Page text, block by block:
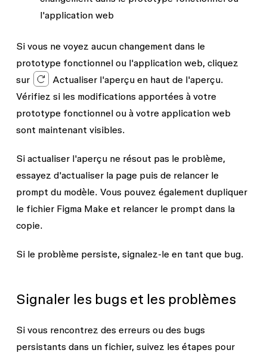
l'application web
Si vous ne voyez aucun changement dans le
prototype fonctionnel ou l'application web, cliquez
sur
Actualiser l'aperçuen haut de l'aperçu.
Vérifiez si les modifications apportées à votre
prototype fonctionnel ou à votre application web
sont maintenant visibles.
Si actualiser l'aperçu ne résout pas le problème,
essayez d'actualiser la page puis de relancer le
prompt du modèle. Vous pouvez également dupliquer
le fichier Figma Make et relancer le prompt dans la
copie.
Si le problème persiste, signalez-le en tant que bug.
Signaler les bugs et les problèmes
Si vous rencontrez des erreurs ou des bugs
persistants dans un fichier, suivez les étapes pour